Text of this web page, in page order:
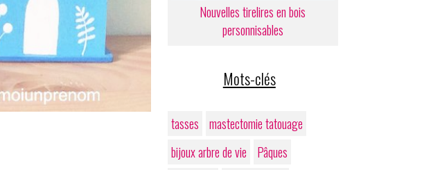
Nouvelles tirelires en bois
personnisables
Mots-clés
tasses
mastectomie tatouage
bijoux arbre de vie
Pâques